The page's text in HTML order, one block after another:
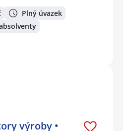
Plný úvazek
výroby •